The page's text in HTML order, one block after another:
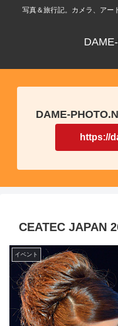
写真＆旅行記。カメラ、アー
DAME-
https://
CEATEC JAPAN
イベント